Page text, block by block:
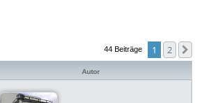
44 Beiträge 1 2
Autor